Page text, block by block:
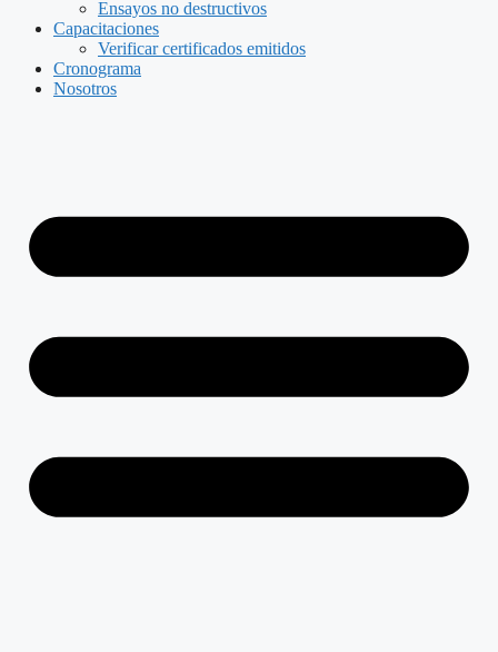
Ensayos no destructivos
Capacitaciones
Verificar certificados emitidos
Cronograma
Nosotros